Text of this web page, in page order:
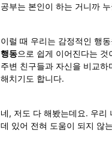
공부는 본인이 하는 거니까
이럴 때 우리는 감정적인 행
행동으로 쉽게 이어진다는 것
주변 친구들과 자신을 비교
해치기도 합니다.
네, 저도 다 해봤는데요. 우리
데 있어 전혀 도움이 되지 않